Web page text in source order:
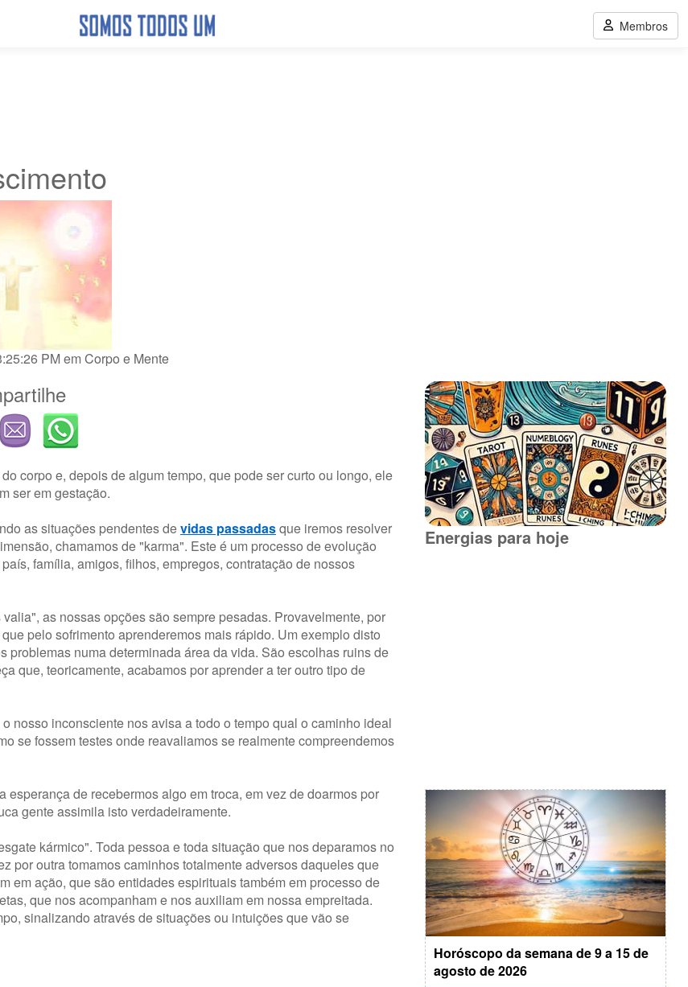
PM emCorpo e Mente
corpo e, depois de algum tempo, que pode ser curto ou longo, ele
ser em gestação.
as situações pendentes devidas passadasque iremos resolver
chamamos de "karma". Este é um processo de evolução
família, amigos, filhos, empregos, contratação de nossos
as nossas opções são sempre pesadas. Provavelmente, por
pelo sofrimento aprenderemos mais rápido. Um exemplo disto
numa determinada área da vida. São escolhas ruins de
que, teoricamente, acabamos por aprender a ter outro tipo de
nosso inconsciente nos avisa a todo o tempo qual o caminho ideal
se fossem testes onde reavaliamos se realmente compreendemos
de recebermos algo em troca, em vez de doarmos por
gente assimila isto verdadeiramente.
kármico". Toda pessoa e toda situação que nos deparamos no
por outra tomamos caminhos totalmente adversos daqueles que
em ação, que são entidades espirituais também em processo de
que nos acompanham e nos auxiliam em nossa empreitada.
sinalizando através de situações ou intuições que vão se
Energias para hoje
Horóscopo da semana de 9 a 15 de
agosto de 2026
Membros